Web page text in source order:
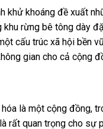
khử khoáng đề xuất
rừng bê tông dày
cấu trúc xã hội bền
gian cho cả cộng
là một cộng đồng,
rất quan trọng cho